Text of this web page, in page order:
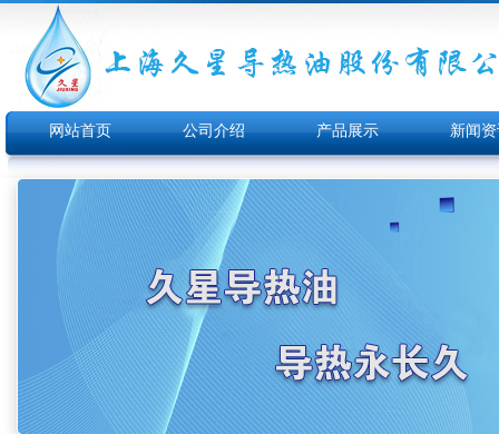
网站首页 公司介绍 产品展示 新闻